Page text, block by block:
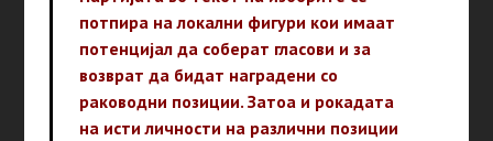
потпира на локални фигури кои имаат
потенцијал да соберат гласови и за
возврат да бидат наградени со
раководни позиции. Затоа и рокадата
на исти личности на различни позиции